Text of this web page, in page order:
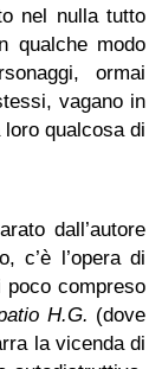
nel nulla tutto
qualche modo
ormai
vagano in
qualcosa di
dall’autore
c’è l’opera di
compreso
H.G. (dove
la vicenda di